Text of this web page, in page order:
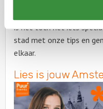
Valentijnsdag, maar
is het toch net iets
stad met onze tips en
elkaar.
Lies is jouw